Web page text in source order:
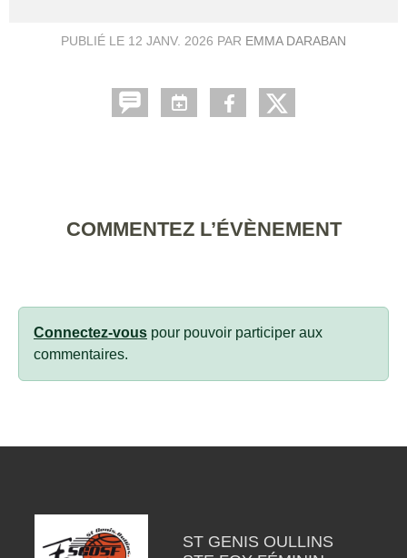
PUBLIÉ LE 12 JANV. 2026 PAR EMMA DARABAN
COMMENTEZ L’ÉVÈNEMENT
Connectez-vous pour pouvoir participer aux
commentaires.
ST GENIS OULLINS